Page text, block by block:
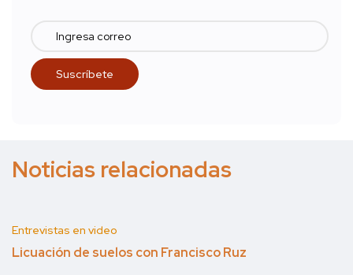
Noticias relacionadas
Entrevistas en video
Licuación de suelos con Francisco Ruz